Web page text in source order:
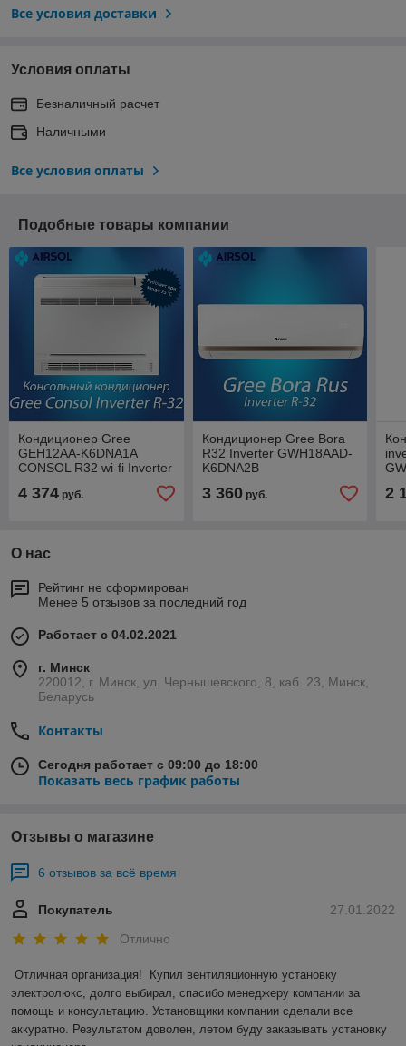
Все условия доставки
Условия оплаты
Безналичный расчет
Наличными
Все условия оплаты
Подобные товары компании
Кондиционер Gree
GEH12AA-K6DNA1A
CONSOL R32 wi-fi Inverter
4 374 руб.
Кондиционер Gree Bora
R32 Inverter GWH18AAD-
K6DNA2B
3 360руб. 2
О нас
Рейтинг не сформирован
Менее 5 отзывов за последний год
Работает с 04.02.2021
г. Минск
220012, г. Минск, ул. Чернышевского, 8, каб. 23, Минск,
Беларусь
Контакты
Сегодня работает с 09:00 до 18:00
Показать весь график работы
Отзывы о магазине
6 отзывов за всё время
27.01.2022
Покупатель
Отлично
Отличная организация!  Купил вентиляционную установку
электролюкс, долго выбирал, спасибо менеджеру компании за
помощь и консультацию. Установщики компании сделали все
аккуратно. Результатом доволен, летом буду заказывать установку